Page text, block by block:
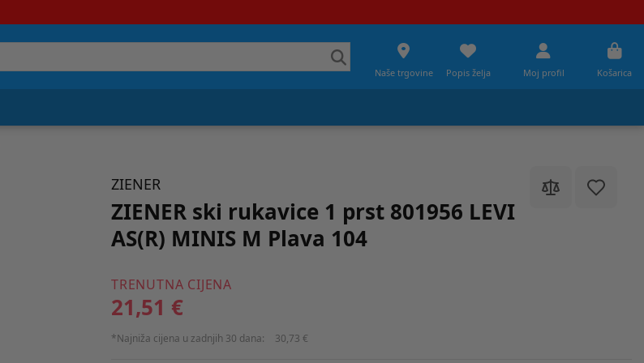
Naše trgovine Popis želja Moj profil Košarica
ZIENER
ZIENER ski rukavice 1 prst 801956 LEVI
AS(R) MINIS M Plava 104
TRENUTNA CIJENA
21,51 €
*Najniža cijena u zadnjih 30 dana: 30,73 €